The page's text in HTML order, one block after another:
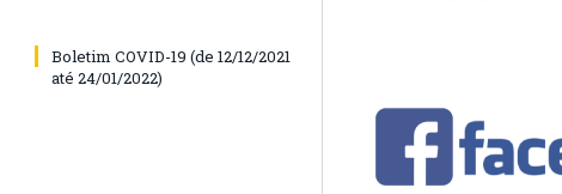
Boletim COVID-19 (de 12/12/2021
até 24/01/2022)